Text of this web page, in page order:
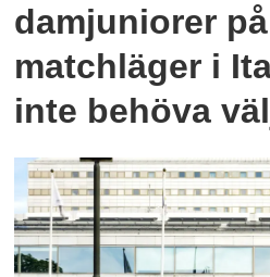
damjuniorer
matchläger i
inte behöva